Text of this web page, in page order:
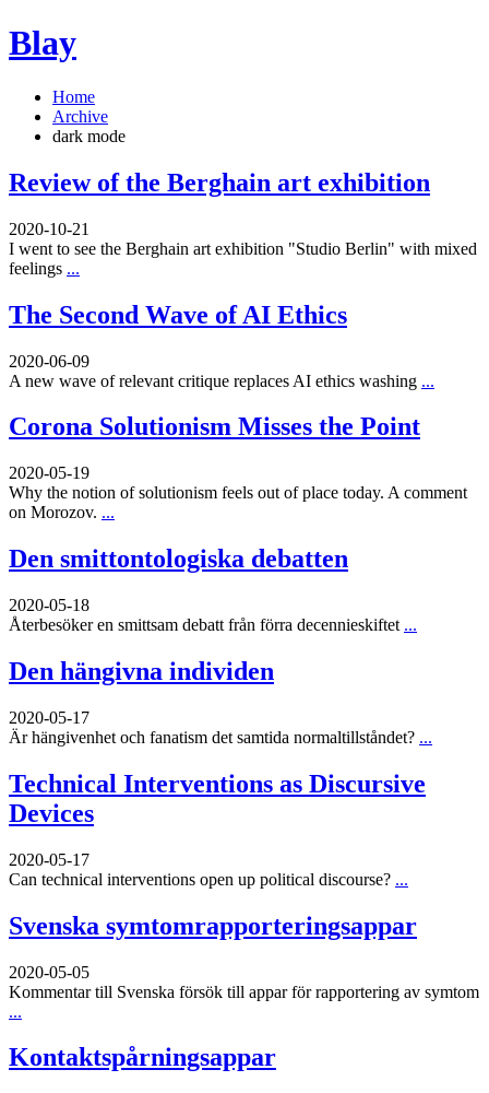
Blay
Home
Archive
dark mode
Review of the Berghain art exhibition
2020-10-21
I went to see the Berghain art exhibition "Studio Berlin" with mixed
feelings ...
The Second Wave of AI Ethics
2020-06-09
A new wave of relevant critique replaces AI ethics washing ...
Corona Solutionism Misses the Point
2020-05-19
Why the notion of solutionism feels out of place today. A comment
on Morozov. ...
Den smittontologiska debatten
2020-05-18
Återbesöker en smittsam debatt från förra decennieskiftet ...
Den hängivna individen
2020-05-17
Är hängivenhet och fanatism det samtida normaltillståndet? ...
Technical Interventions as Discursive
Devices
2020-05-17
Can technical interventions open up political discourse? ...
Svenska symtomrapporteringsappar
2020-05-05
Kommentar till Svenska försök till appar för rapportering av symtom
...
Kontaktspårningsappar